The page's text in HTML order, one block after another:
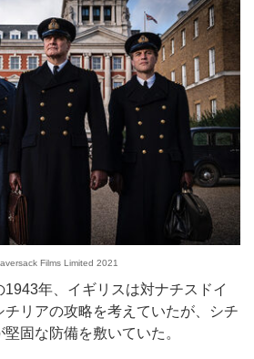
Films Limited 2021
年、イギリスは対ナチスドイ
リアの攻略を考えていたが、シチ
固な防備を敷いていた。